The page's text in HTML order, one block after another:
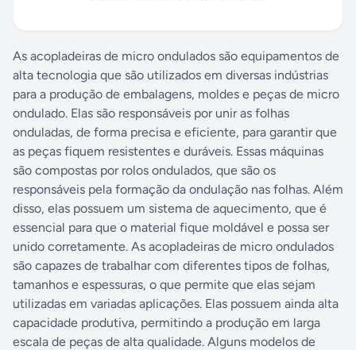
As acopladeiras de micro ondulados são equipamentos de
alta tecnologia que são utilizados em diversas indústrias
para a produção de embalagens, moldes e peças de micro
ondulado. Elas são responsáveis por unir as folhas
onduladas, de forma precisa e eficiente, para garantir que
as peças fiquem resistentes e duráveis. Essas máquinas
são compostas por rolos ondulados, que são os
responsáveis pela formação da ondulação nas folhas. Além
disso, elas possuem um sistema de aquecimento, que é
essencial para que o material fique moldável e possa ser
unido corretamente. As acopladeiras de micro ondulados
são capazes de trabalhar com diferentes tipos de folhas,
tamanhos e espessuras, o que permite que elas sejam
utilizadas em variadas aplicações. Elas possuem ainda alta
capacidade produtiva, permitindo a produção em larga
escala de peças de alta qualidade. Alguns modelos de